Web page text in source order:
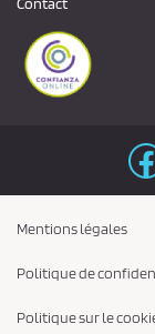
Mentions légales
Politique de
Politique sur le